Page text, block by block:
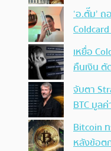
‘อ.ตั๊ม’
เหยื่อ
คืนเงิน
จับตา
BTC มูล
Bitcoin
หลังข้อต